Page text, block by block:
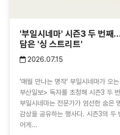
'부일시네마' 시즌3 두 번째
담은 '싱 스트리트'
2026.07.15
'매월 만나는 명작' 부일시네마가 오
부산일보> 독자를 초청해 시즌3 두
부일시네마는 전문가가 엄선한 숨은
감상을 공유하는 행사다. 시즌3의 두
어게...